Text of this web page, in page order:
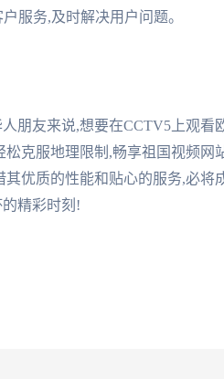
服务,及时解决用户问题。
朋友来说,想要在CCTV5上观
松克服地理限制,畅享祖国视频
其优质的性能和贴心的服务,必
精彩时刻!